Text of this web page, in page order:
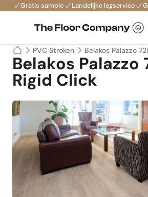
Gratis sample Landelijke legservice
PVC Stroken Belakos Palazzo
Belakos Palazzo
Rigid Click